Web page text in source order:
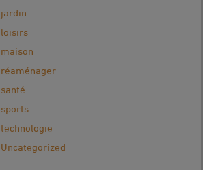
jardin
loisirs
maison
réaménager
santé
sports
technologie
Uncategorized